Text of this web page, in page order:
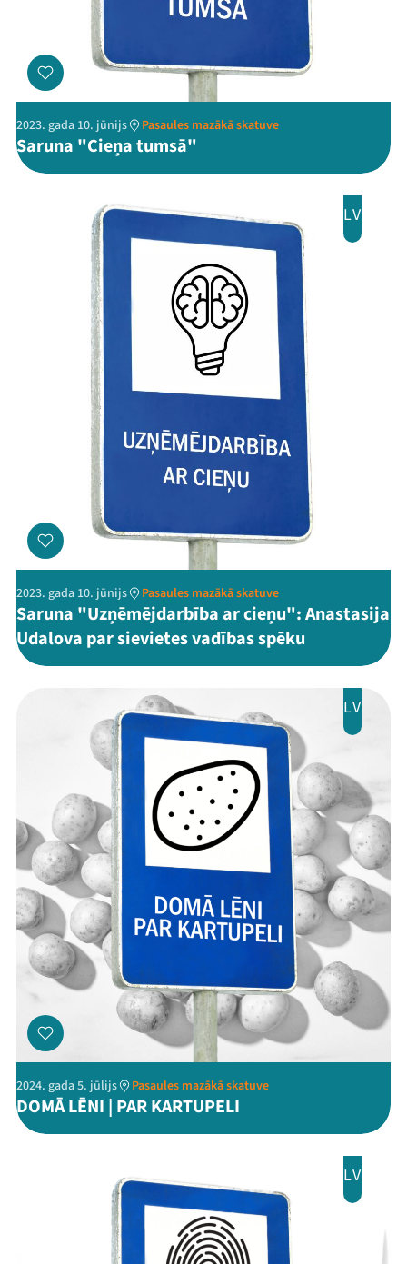
2023. gada 10. jūnijs Pasaules mazākā skatuve
Saruna "Cieņa tumsā"
LV
2023. gada 10. jūnijs Pasaules mazākā skatuve
Saruna "Uzņēmējdarbība ar cieņu": Anastasija
Udalova par sievietes vadības spēku
LV
2024. gada 5. jūlijs Pasaules mazākā skatuve
DOMĀ LĒNI | PAR KARTUPELI
LV